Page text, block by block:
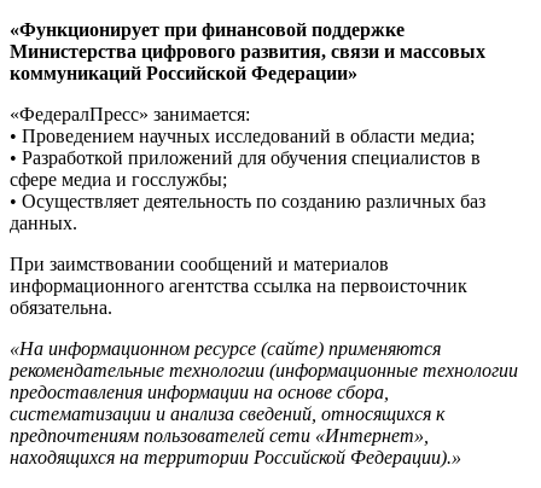
«Функционирует при финансовой поддержке
Министерства цифрового развития, связи и массовых
коммуникаций Российской Федерации»
«ФедералПресс» занимается:
• Проведением научных исследований в области медиа;
• Разработкой приложений для обучения специалистов в
сфере медиа и госслужбы;
• Осуществляет деятельность по созданию различных баз
данных.
При заимствовании сообщений и материалов
информационного агентства ссылка на первоисточник
обязательна.
«На информационном ресурсе (сайте) применяются
рекомендательные технологии (информационные технологии
предоставления информации на основе сбора,
систематизации и анализа сведений, относящихся к
предпочтениям пользователей сети «Интернет»,
находящихся на территории Российской Федерации).»